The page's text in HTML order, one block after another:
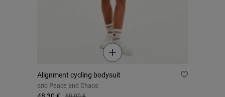
Alignment cycling bodysuit
από Peace and Chaos